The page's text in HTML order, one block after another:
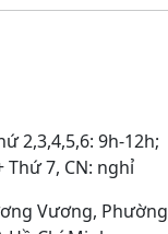
2,3,4,5,6: 9h-12h;
Thứ 7, CN: nghỉ
Vương, Phường